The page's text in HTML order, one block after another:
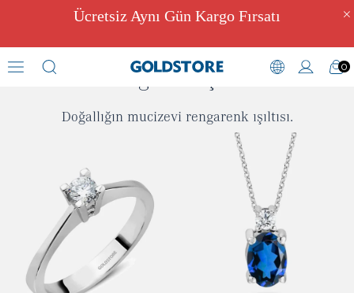
Ücretsiz Aynı Gün Kargo Fırsatı
0
Değerli Taşlar
Doğallığın mucizevi rengarenk ışıltısı.